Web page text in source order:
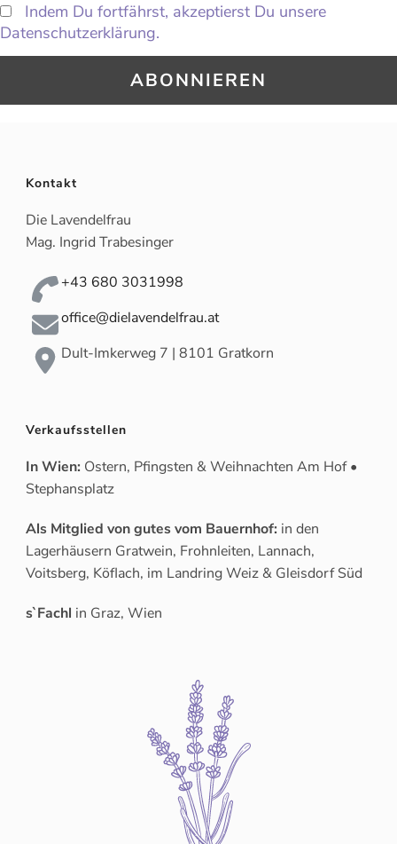
Indem Du fortfährst, akzeptierst Du unsere
Datenschutzerklärung.
Kontakt
Die Lavendelfrau
Mag. Ingrid Trabesinger
+43 680 3031998
office@dielavendelfrau.at
Dult-Imkerweg 7 | 8101 Gratkorn
Verkaufsstellen
In Wien: Ostern, Pfingsten & Weihnachten Am Hof •
Stephansplatz
Als Mitglied von gutes vom Bauernhof: in den
Lagerhäusern Gratwein, Frohnleiten, Lannach,
Voitsberg, Köflach, im Landring Weiz & Gleisdorf Süd
s`Fachl in Graz, Wien